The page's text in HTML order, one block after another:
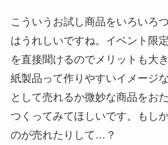
こういうお試し商品をいろいろ
はうれしいですね。イベント限
を直接聞けるのでメリットも大
紙製品って作りやすいイメージ
として売れるか微妙な商品をお
つくってみてほしいです。もし
のが売れたりして…？